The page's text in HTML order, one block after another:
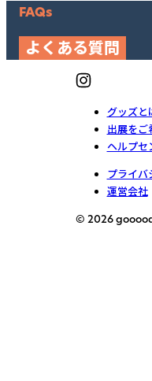
FAQs
よくある質問
グッズと
出展をご
ヘルプセ
プライバ
運営会社
© 2026